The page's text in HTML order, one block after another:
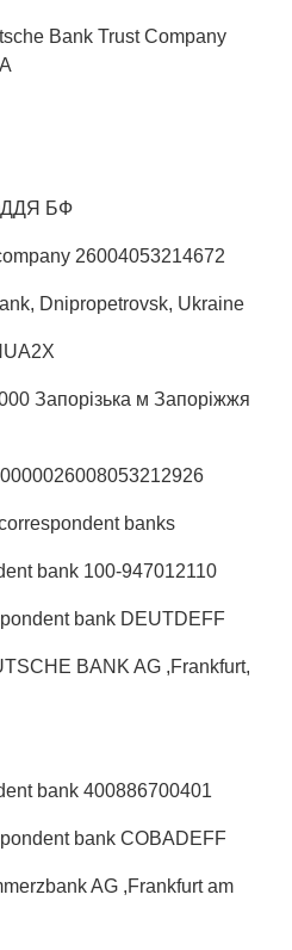
Bank Trust Company
БФ
26004053214672
Dnipropetrovsk, Ukraine
Запорiзька м Запорiжжя
banks
bank 100-947012110
bank DEUTDEFF
BANK AG ,Frankfurt,
bank 400886700401
bank COBADEFF
AG ,Frankfurt am